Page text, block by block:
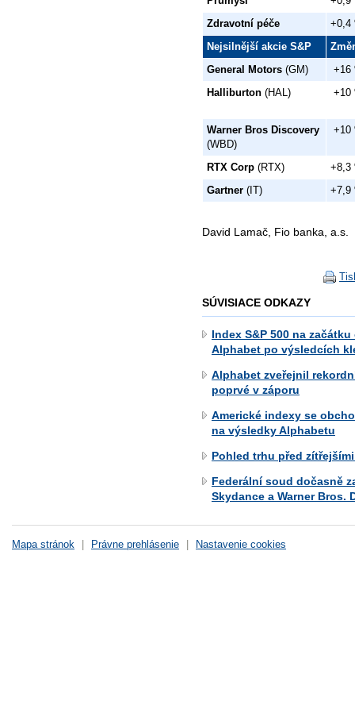
Zdravotní péče
+0,4
Nejsilnější akcie S&P
General Motors (GM)
+16
Halliburton (HAL) +10
Warner Bros Discovery
(WBD)
+10
RTX Corp (RTX)
+8,3
Gartner (IT) +7,9
David Lamač, Fio banka, a.s.
SÚVISIACE ODKAZY
Index S&P 500 na
Alphabet po výsledcích
Alphabet zveřejnil
poprvé v záporu
Americké indexy se
na výsledky Alphabetu
Pohled trhu před
Federální soud dočasně
Skydance a Warner Bros.
Mapa stránok Právne prehlásenie Nastavenie cookies